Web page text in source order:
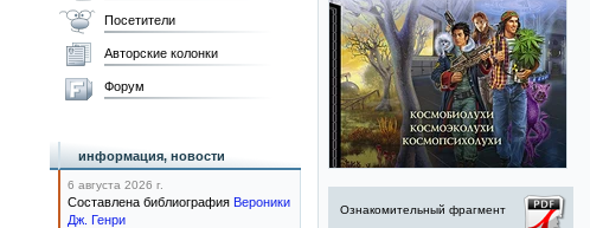
Ознакомительный фрагмент
Посетители
Авторские колонки
Форум
информация, новости
6 августа 2026 г.
Составлена библиография Вероники
Дж. Генри